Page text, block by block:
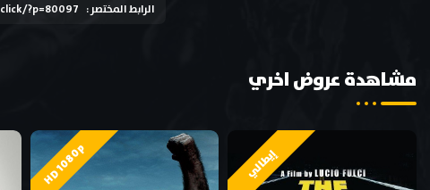
الرابط المختصر : ?p=80097
مشاهدة عروض اخري
إيطالي HD 1080p